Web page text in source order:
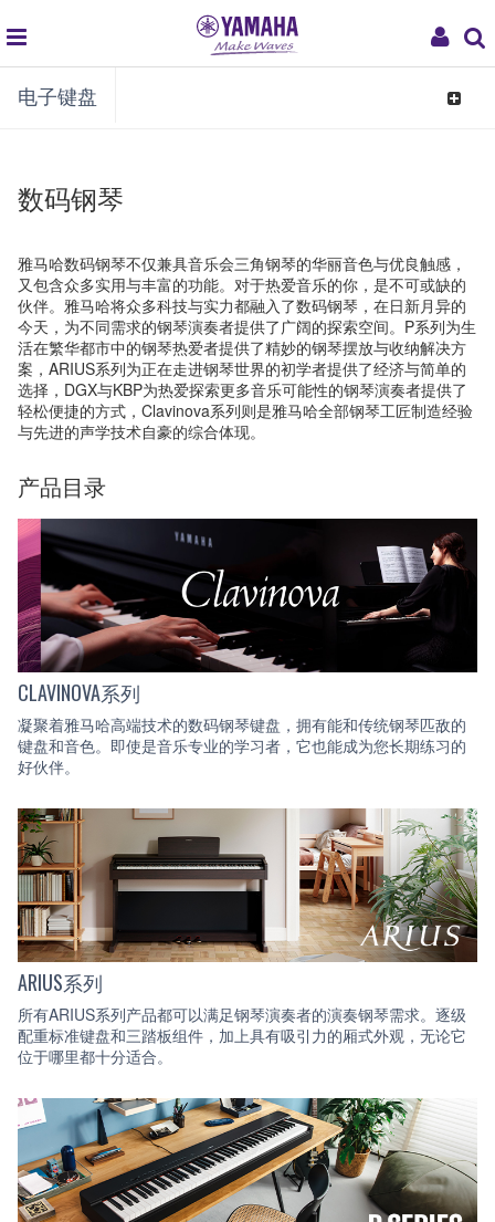
My
global
navigation
电子键盘
Toggle
数码钢琴
雅马哈数码钢琴不仅兼具音乐会三角钢琴的华丽音色与优良触感，
又包含众多实用与丰富的功能。对于热爱音乐的你，是不可或缺的
伙伴。雅马哈将众多科技与实力都融入了数码钢琴，在日新月异的
今天，为不同需求的钢琴演奏者提供了广阔的探索空间。P系列为生
活在繁华都市中的钢琴热爱者提供了精妙的钢琴摆放与收纳解决方
案，ARIUS系列为正在走进钢琴世界的初学者提供了经济与简单的
选择，DGX与KBP为热爱探索更多音乐可能性的钢琴演奏者提供了
轻松便捷的方式，Clavinova系列则是雅马哈全部钢琴工匠制造经验
与先进的声学技术自豪的综合体现。
产品目录
CLAVINOVA系列
凝聚着雅马哈高端技术的数码钢琴键盘，拥有能和传统钢琴匹敌的
键盘和音色。即使是音乐专业的学习者，它也能成为您长期练习的
好伙伴。
ARIUS系列
所有ARIUS系列产品都可以满足钢琴演奏者的演奏钢琴需求。逐级
配重标准键盘和三踏板组件，加上具有吸引力的厢式外观，无论它
位于哪里都十分适合。